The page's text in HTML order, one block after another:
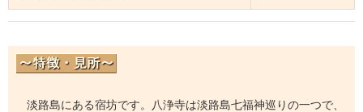
淡路島にある宿坊です。八浄寺は淡路島七福神巡りの一つで、